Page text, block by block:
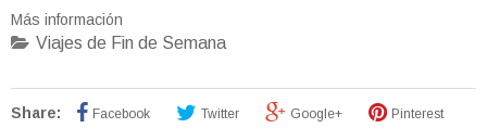
Más información
Viajes de Fin de Semana
Share: Facebook Twitter Google+
Pinterest